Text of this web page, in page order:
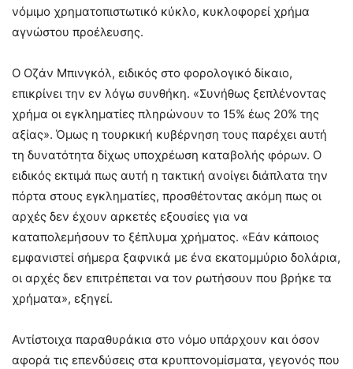
νόμιμο χρηματοπιστωτικό κύκλο, κυκλοφορεί χρήμα
αγνώστου προέλευσης.
Ο Οζάν Μπινγκόλ, ειδικός στο φορολογικό δίκαιο,
επικρίνει την εν λόγω συνθήκη. «Συνήθως ξεπλένοντας
χρήμα οι εγκληματίες πληρώνουν το 15% έως 20% της
αξίας». Όμως η τουρκική κυβέρνηση τους παρέχει αυτή
τη δυνατότητα δίχως υποχρέωση καταβολής φόρων. Ο
ειδικός εκτιμά πως αυτή η τακτική ανοίγει διάπλατα την
πόρτα στους εγκληματίες, προσθέτοντας ακόμη πως οι
αρχές δεν έχουν αρκετές εξουσίες για να
καταπολεμήσουν το ξέπλυμα χρήματος. «Εάν κάποιος
εμφανιστεί σήμερα ξαφνικά με ένα εκατομμύριο δολάρια,
οι αρχές δεν επιτρέπεται να τον ρωτήσουν που βρήκε τα
χρήματα», εξηγεί.
Αντίστοιχα παραθυράκια στο νόμο υπάρχουν και όσον
αφορά τις επενδύσεις στα κρυπτονομίσματα, γεγονός που